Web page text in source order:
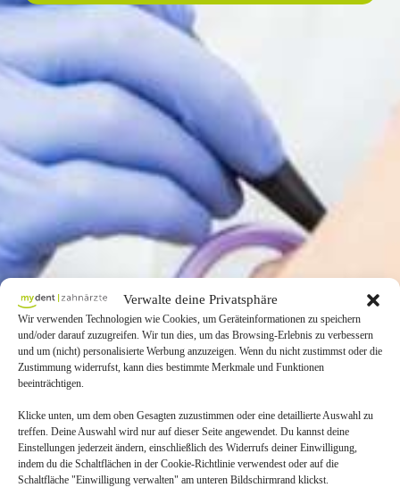
Verwalte deine Privatsphäre
Wir verwenden Technologien wie Cookies, um Geräteinformationen zu speichern
und/oder darauf zuzugreifen. Wir tun dies, um das Browsing-Erlebnis zu verbessern
und um (nicht) personalisierte Werbung anzuzeigen. Wenn du nicht zustimmst oder die
Zustimmung widerrufst, kann dies bestimmte Merkmale und Funktionen
beeinträchtigen.
Klicke unten, um dem oben Gesagten zuzustimmen oder eine detaillierte Auswahl zu
treffen. Deine Auswahl wird nur auf dieser Seite angewendet. Du kannst deine
Einstellungen jederzeit ändern, einschließlich des Widerrufs deiner Einwilligung,
indem du die Schaltflächen in der Cookie-Richtlinie verwendest oder auf die
Schaltfläche "Einwilligung verwalten" am unteren Bildschirmrand klickst.